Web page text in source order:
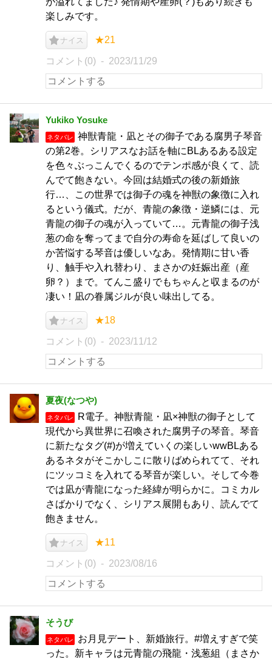
楽しみです。
ナイス ★21
コメント(0) 2023/11/29
Yukiko Yosuke
ネタバレ
神獣青龍・凪とその御子である腐男子琴音
の第2巻。シリアスなお話を軸にBLあるある設定
を色々ぶっこんでくるのでテンポ感が良くて、読
んでて飽きない。今回は結婚式の後の新婚旅
行…、この世界では御子の魂を神獣の象徴に入れ
るという儀式。だが、青龍の象徴・逆鱗には、元
青龍の御子の魂が入っていて…。元青龍の御子浅
葱の命を奪ってまで自分の寿命を延ばして良いの
か苦悩する琴音は優しいなあ。発情期に甘い香
り、触手や入れ替わり、まさかの妊娠出産（産
卵？）まで。てんこ盛りでもちゃんと収まるのが
凄い！凪の眷属ジルが良い味出してる。
ナイス ★18
コメント(0) 2023/11/12
夏夜(なつや)
ネタバレ
R電子。神獣青龍・凪×神獣の御子として
現代から異世界に召喚された腐男子の琴音。琴音
に新たなタグ(#)が増えていくの楽しいwwBLある
あるネタがそこかしこに散りばめられてて、それ
にツッコミを入れてる琴音が楽しい。そして今巻
では凪が青龍になった経緯が明らかに。コミカル
さばかりでなく、シリアス展開もあり、読んでて
飽きません。
ナイス ★11
コメント(0) 2023/08/16
そうび
ネタバレ
お月見デート、新婚旅行。#増えすぎで笑
った。新キャラは元青龍の飛龍・浅葱組（まさか